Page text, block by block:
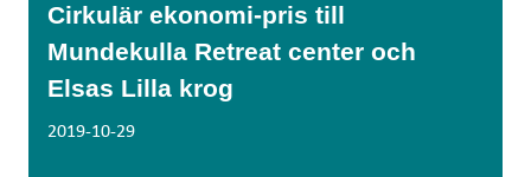
Cirkulär ekonomi-pris till
Mundekulla Retreat center och
Elsas Lilla krog
2019-10-29